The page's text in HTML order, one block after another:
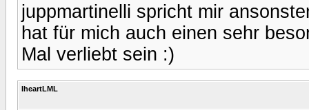
juppmartinelli spricht mir
hat für mich auch einen sehr
Mal verliebt sein :)
IheartLML